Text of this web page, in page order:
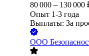
80 000 – 130 000
Опыт 1-3 года
Выплаты: За
ООО